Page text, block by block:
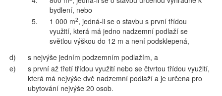
bydlení, nebo
5.
1 000 m2, jedná-li se o stavbu s první třídou
využití, která má jedno nadzemní podlaží se
světlou výškou do 12 m a není podsklepená,
d)
s nejvýše jedním podzemním podlažím, a
e)
s první až třetí třídou využití nebo se čtvrtou třídou využití,
která má nejvýše dvě nadzemní podlaží a je určena pro
ubytování nejvýše 20 osob.